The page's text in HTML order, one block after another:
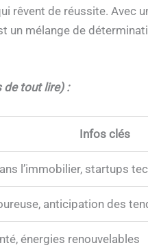
rêvent de réussite. Avec
un mélange de
de tout lire) :
Infos clés
l’immobilier, startups
anticipation des
énergies renouvelables